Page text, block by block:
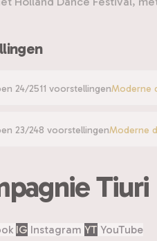
24/2511 voorstellingenModerne
23/248 voorstellingenModerne
Tiuri
IG Instagram YT YouTube